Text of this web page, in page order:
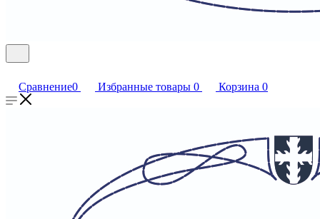
Сравнение0 Избранные товары 0 Корзина 0